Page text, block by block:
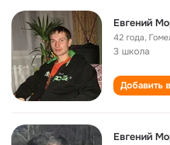
Евгений
42 года,
3 школа
Добавить
Евгений